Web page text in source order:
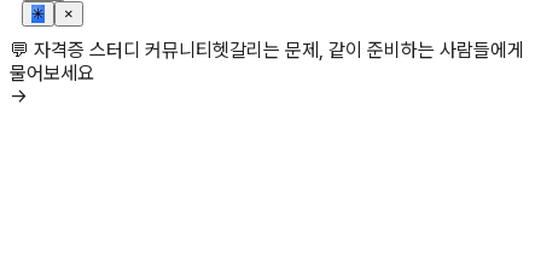
✳ ×
💬 자격증 스터디 커뮤니티헷갈리는 문제, 같이 준비하는 사람들에게
물어보세요
→